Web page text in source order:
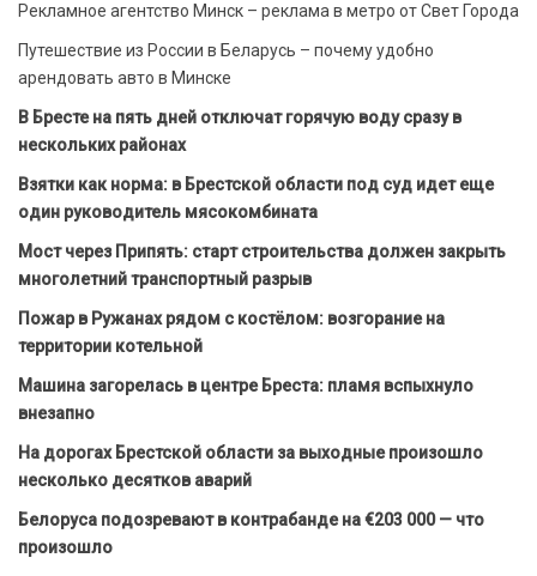
Рекламное агентство Минск – реклама в метро от Свет Города
Путешествие из России в Беларусь – почему удобно
арендовать авто в Минске
В Бресте на пять дней отключат горячую воду сразу в
нескольких районах
Взятки как норма: в Брестской области под суд идет еще
один руководитель мясокомбината
Мост через Припять: старт строительства должен закрыть
многолетний транспортный разрыв
Пожар в Ружанах рядом с костёлом: возгорание на
территории котельной
Машина загорелась в центре Бреста: пламя вспыхнуло
внезапно
На дорогах Брестской области за выходные произошло
несколько десятков аварий
Белоруса подозревают в контрабанде на €203 000 — что
произошло